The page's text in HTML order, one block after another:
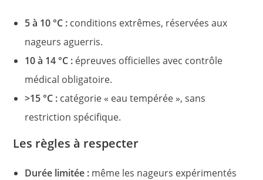
5 à 10 °C : conditions extrêmes, réservées aux
nageurs aguerris.
10 à 14 °C : épreuves officielles avec contrôle
médical obligatoire.
>15 °C : catégorie « eau tempérée », sans
restriction spécifique.
Les règles à respecter
Durée limitée : même les nageurs expérimentés